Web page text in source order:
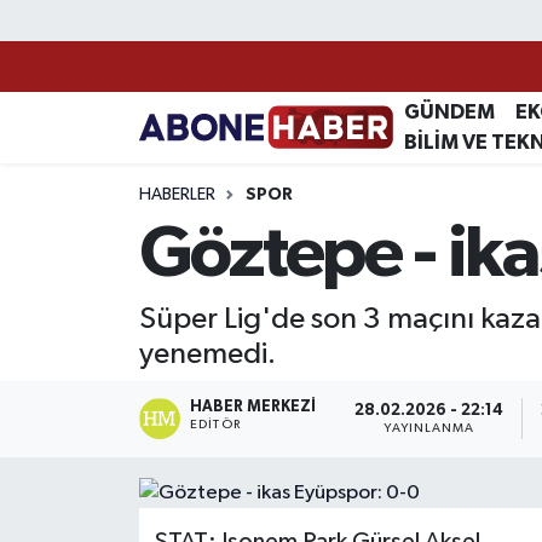
GÜNDEM
BİLİM VE
HABERLER SPOR
Göztepe -
Süper Lig'de son 3 maçını
yenemedi.
HABER MERKEZI
EDITÖR
28.02.2026 - 22:14
YAYINLANMA
Yazarlar
Bilim ve Teknoloji
Nöbetçi Eczaneler
Süper Lig Puan Durumu ve Fikstür
Tüm Manşetler
Son Dakika Haberleri